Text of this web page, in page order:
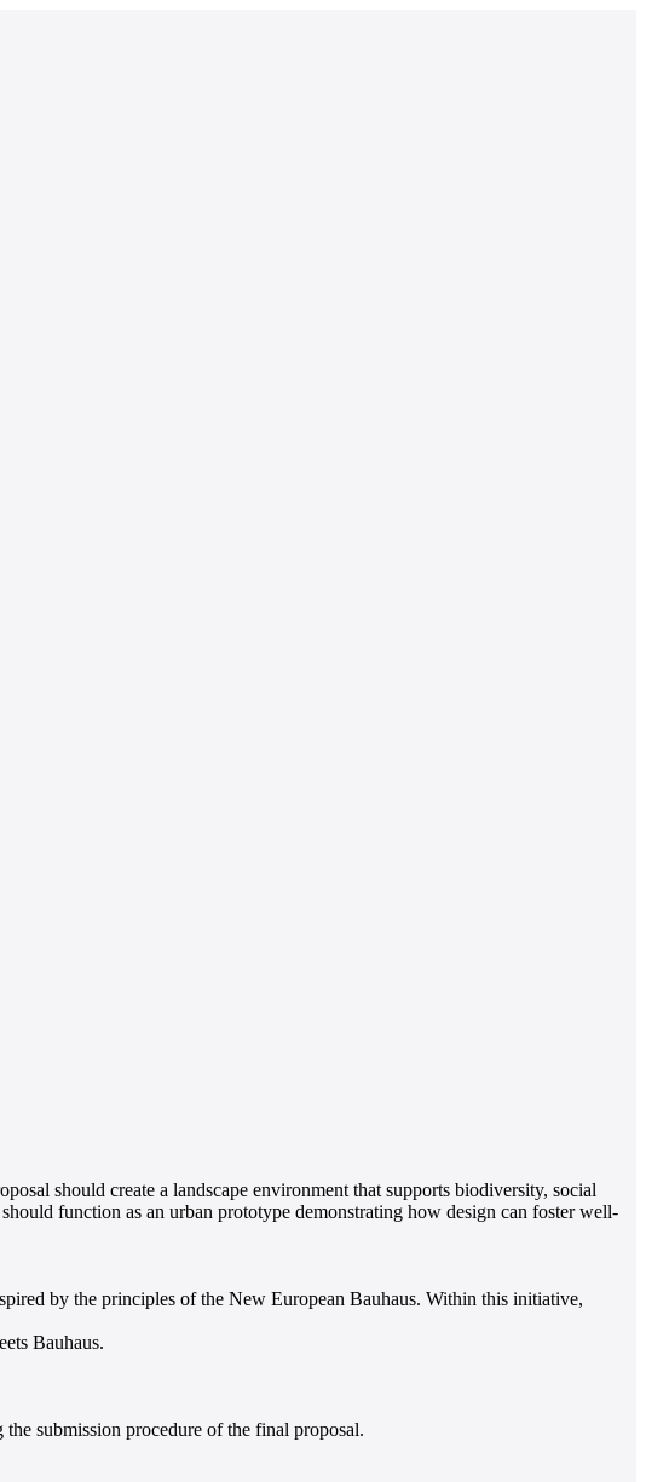
should create a landscape environment that supports biodiversity, social
function as an urban prototype demonstrating how design can foster well-
by the principles of the New European Bauhaus. Within this initiative,
Bauhaus.
submission procedure of the final proposal.